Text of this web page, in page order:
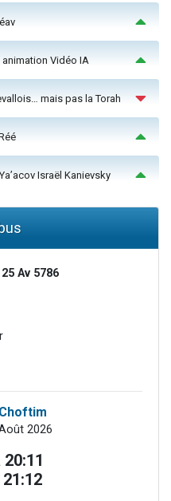
animation Vidéo IA
mais pas la Torah
Israël Kanievsky
Av 5786
Choftim
2026
20:11
21:12